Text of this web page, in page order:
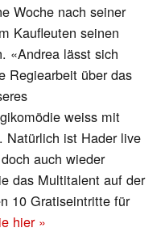
Woche nach seiner
Kaufleuten seinen
«Andrea lässt sich
Regiearbeit über das
weiss mit
Natürlich ist Hader live
auch wieder
das Multitalent auf der
10 Gratiseintritte für
hier »